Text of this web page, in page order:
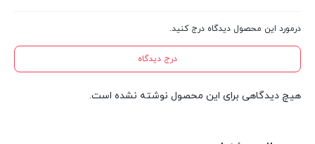
درمورد این محصول دیدگاه درج کنید.
درج دیدگاه
هیچ دیدگاهی برای این محصول نوشته نشده است.